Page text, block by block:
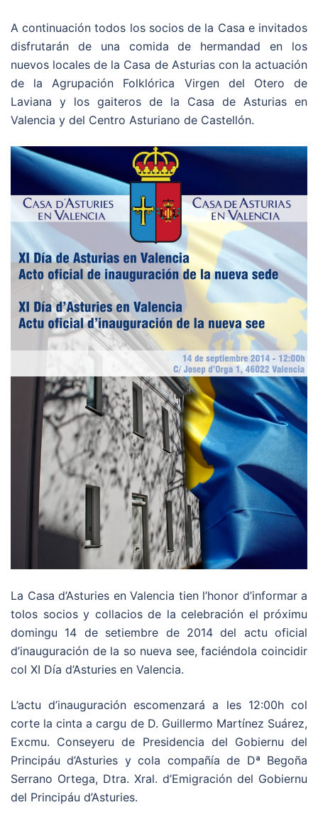
A continuación todos los socios de la Casa e invitados
disfrutarán de una comida de hermandad en los
nuevos locales de la Casa de Asturias con la actuación
de la Agrupación Folklórica Virgen del Otero de
Laviana y los gaiteros de la Casa de Asturias en
Valencia y del Centro Asturiano de Castellón.
La Casa d’Asturies en Valencia tien l’honor d’informar a
tolos socios y collacios de la celebración el próximu
domingu 14 de setiembre de 2014 del actu oficial
d’inauguración de la so nueva see, faciéndola coincidir
col XI Día d’Asturies en Valencia.
L’actu d’inauguración escomenzará a les 12:00h col
corte la cinta a cargu de D. Guillermo Martínez Suárez,
Excmu. Conseyeru de Presidencia del Gobiernu del
Principáu d’Asturies y cola compañía de Dª Begoña
Serrano Ortega, Dtra. Xral. d’Emigración del Gobiernu
del Principáu d’Asturies.